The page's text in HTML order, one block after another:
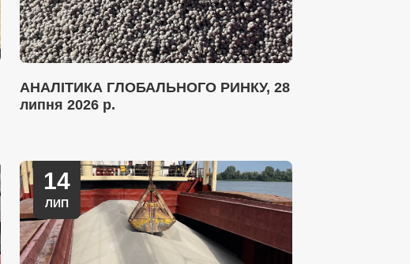
АНАЛІТИКА ГЛОБАЛЬНОГО РИНКУ, 28
липня 2026 р.
14
ЛИП